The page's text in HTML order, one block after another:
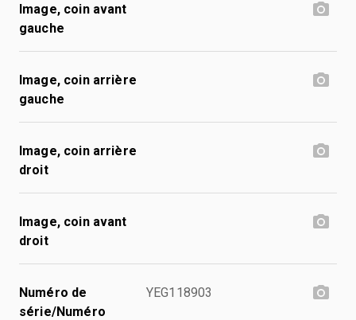
Image, coin avant
gauche
Image, coin arrière
gauche
Image, coin arrière
droit
Image, coin avant
droit
Numéro de
série/Numéro
YEG118903